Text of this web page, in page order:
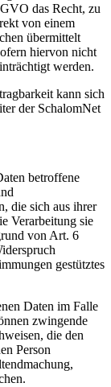
das Recht, zu
von einem
übermittelt
hiervon nicht
werden.
kann sich
der SchalomNet
betroffene
die sich aus ihrer
Verarbeitung sie
von Art. 6
gestütztes
Daten im Falle
zwingende
die den
Person